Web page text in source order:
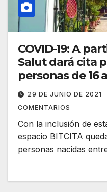
COVID-19: A
Salut dará cita
personas de 16
29 DE JUNIO DE 2021
COMENTARIOS
Con la inclusión de
espacio BITCITA
personas nacidas